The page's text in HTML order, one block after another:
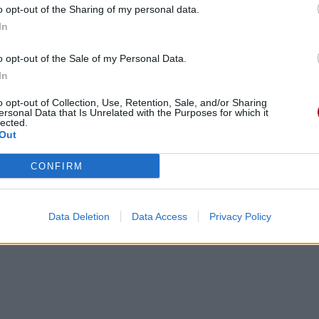
opt-out of the Sharing of my personal data.
opt-out of the Sale of my Personal Data.
opt-out of Collection, Use, Retention, Sale, and/or Sharing
Data that Is Unrelated with the Purposes for which it
CONFIRM
Data Deletion Data Access Privacy Policy
traduction